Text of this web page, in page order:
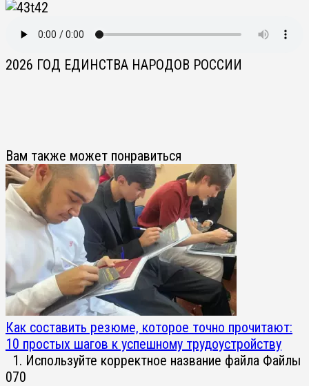
2026 ГОД ЕДИНСТВА НАРОДОВ РОССИИ
Вам также может понравиться
Как составить резюме, которое точно прочитают:
10 простых шагов к успешному трудоустройству
1. Используйте корректное название файла Файлы
070